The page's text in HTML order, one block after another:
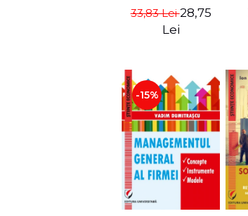
33,83 Lei28,75
Lei
-15%